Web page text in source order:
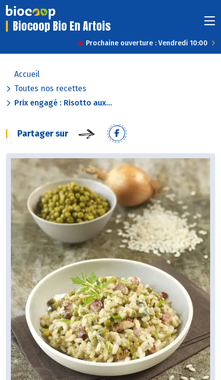
Biocoop Bio En Artois
Prochaine ouverture : Vendredi 10:00
Accueil
Toutes nos recettes
Prix engagé : Risotto aux...
Partager sur